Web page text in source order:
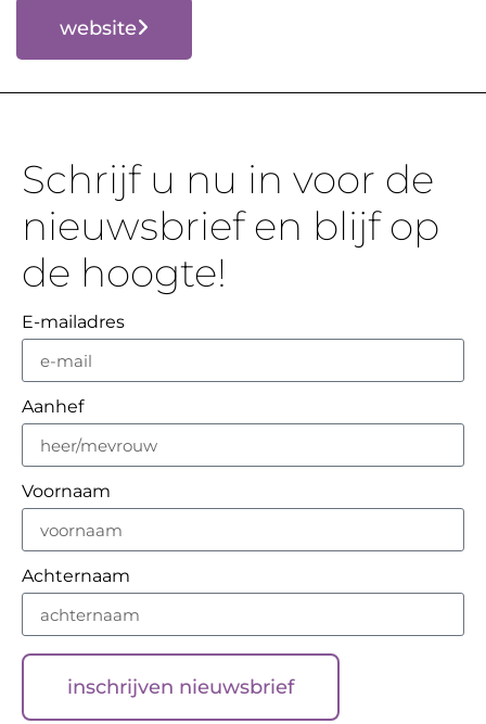
website
Schrijf u nu in voor de
nieuwsbrief en blijf op
de hoogte!
E-mailadres
Aanhef
Voornaam
Achternaam
inschrijven nieuwsbrief